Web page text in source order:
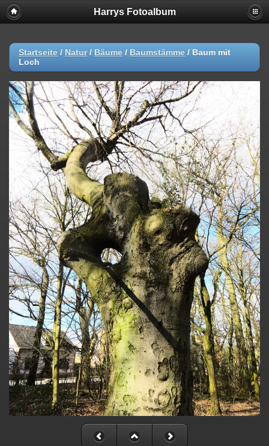
Harrys Fotoalbum
Startseite / Natur/ Bäume / Baumstämme / Baum mit
Loch